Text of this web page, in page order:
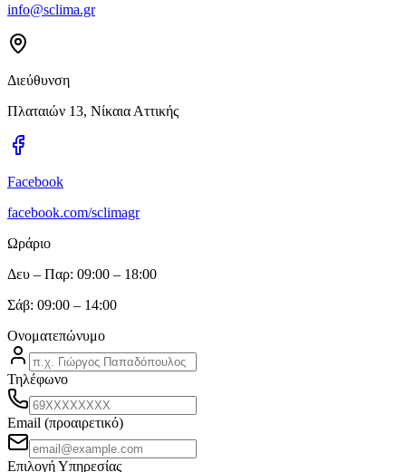
info@sclima.gr
Διεύθυνση
Πλαταιών 13, Νίκαια Αττικής
Facebook
facebook.com/sclimagr
Ωράριο
Δευ – Παρ: 09:00 – 18:00
Σάβ: 09:00 – 14:00
Ονοματεπώνυμο
Τηλέφωνο
Email (προαιρετικό)
Επιλογή Υπηρεσίας